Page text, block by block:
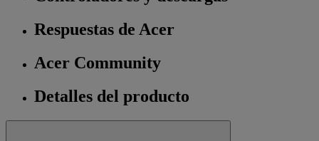
Respuestas de Acer
Acer Community
Detalles del producto